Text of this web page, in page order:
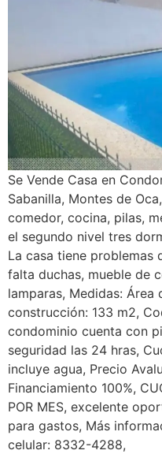
Se Vende Casa en
Sabanilla, Montes de
comedor, cocina, pilas,
el segundo nivel tres
La casa tiene problemas
falta duchas, mueble de
lamparas, Medidas: Área
construcción: 133 m2,
condominio cuenta con
seguridad las 24 hras,
incluye agua, Precio
Financiamiento 100%,
POR MES, excelente
para gastos, Más
celular: 8332-4288,